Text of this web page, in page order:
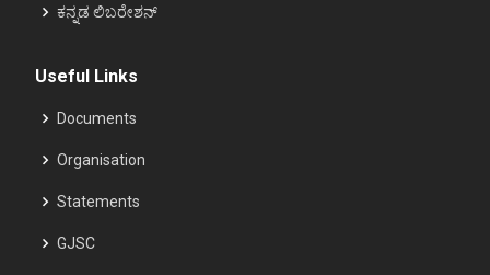
ಕನ್ನಡ ಲಿಬರೇಶನ್
Useful Links
Documents
Organisation
Statements
GJSC